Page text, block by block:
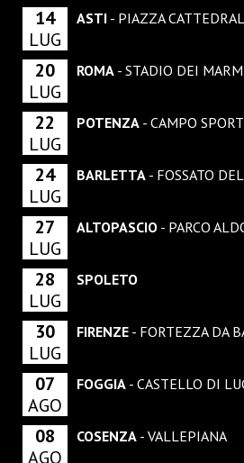
14
LUG
ASTI - PIAZZA
20
LUG
ROMA - STADIO DEI
22
LUG
POTENZA - CAMPO
24
LUG
BARLETTA - FOSSATO
27
LUG
ALTOPASCIO - PARCO
28
LUG
SPOLETO
30
LUG
FIRENZE - FORTEZZA DA
07
AGO
FOGGIA - CASTELLO DI
08
AGO
COSENZA - VALLEPIANA